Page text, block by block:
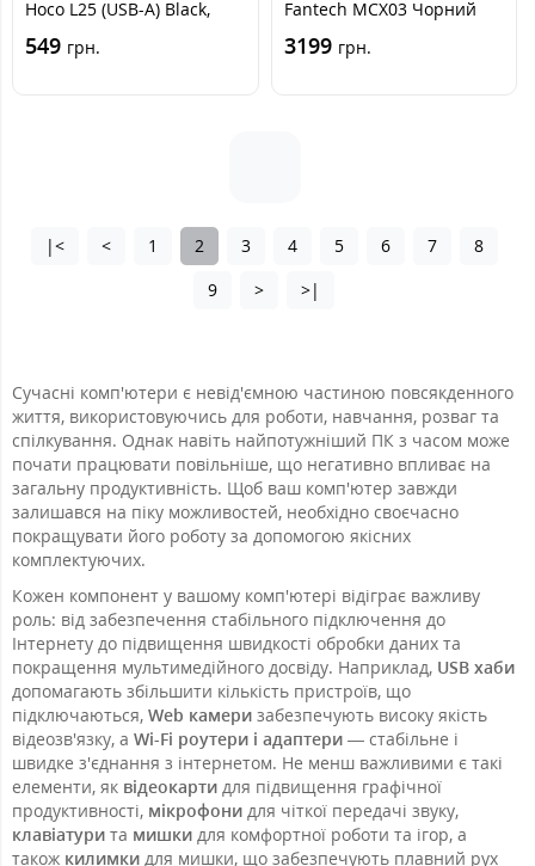
Hoco L25 (USB-A) Black,
549 грн.
Fantech MCX03 Чорний
3199 грн.
|< < 1 2 3 4 5 6 7
8
9
> >|
Сучасні комп'ютери є невід'ємною частиною повсякденного
життя, використовуючись для роботи, навчання, розваг та
спілкування. Однак навіть найпотужніший ПК з часом може
почати працювати повільніше, що негативно впливає на
загальну продуктивність. Щоб ваш комп'ютер завжди
залишався на піку можливостей, необхідно своєчасно
покращувати його роботу за допомогою якісних
комплектуючих.
Кожен компонент у вашому комп'ютері відіграє важливу
роль: від забезпечення стабільного підключення до
Інтернету до підвищення швидкості обробки даних та
покращення мультимедійного досвіду. Наприклад, USB хаби
допомагають збільшити кількість пристроїв, що
підключаються, Web камери забезпечують високу якість
відеозв'язку, а Wi-Fi роутери і адаптери — стабільне і
швидке з'єднання з інтернетом. Не менш важливими є такі
елементи, як відеокарти для підвищення графічної
продуктивності, мікрофони для чіткої передачі звуку,
клавіатури та мишки для комфортної роботи та ігор, а
також килимки для мишки, що забезпечують плавний рух